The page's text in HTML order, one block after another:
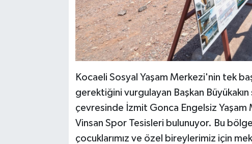
Kocaeli Sosyal Yaşam Merkezi'nin tek
gerektiğini vurgulayan Başkan
çevresinde İzmit Gonca Engelsiz Yaşam
Vinsan Spor Tesisleri bulunuyor. Bu
çocuklarımız ve özel bireylerimiz için